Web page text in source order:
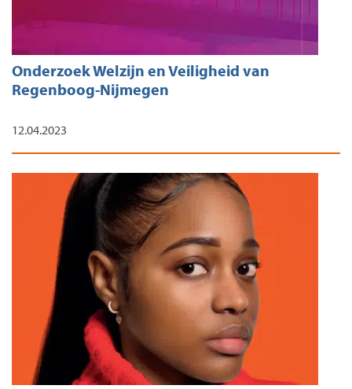
Onderzoek Welzijn en Veiligheid van
Regenboog-Nijmegen
12.04.2023